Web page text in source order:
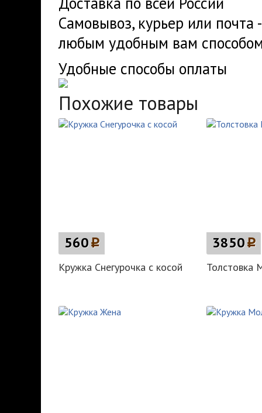
Самовывоз, курьер или
любым удобным вам
Удобные способы оплаты
Похожие товары
560p
Кружка Снегурочка с косой
3850p
Толстовка